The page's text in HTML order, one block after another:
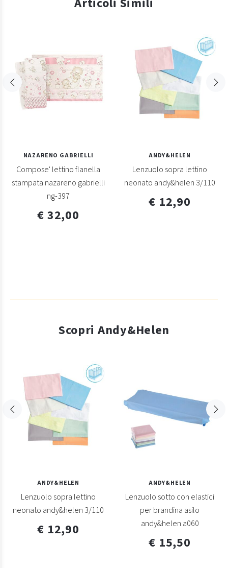
NAZARENO GABRIELLI
Compose' lettino flanella
stampata nazareno gabrielli
ng-397
€ 32,00
ANDY&HELEN
Lenzuolo sopra lettino
neonato andy&helen 3/110
€ 12,90
Scopri Andy&Helen
ANDY&HELEN
Lenzuolo sopra lettino
neonato andy&helen 3/110
€ 12,90
ANDY&HELEN
Lenzuolo sotto con elastici
per brandina asilo
andy&helen a060
€ 15,50